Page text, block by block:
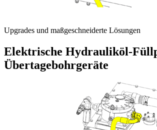
Upgrades und maßgeschneiderte Lösungen
Elektrische Hydrauliköl-
Übertagebohrgeräte